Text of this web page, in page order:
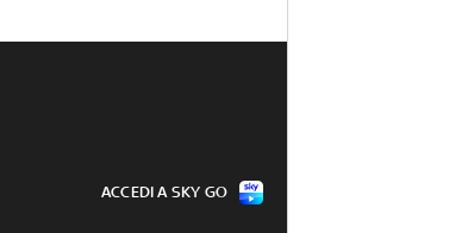
ACCEDI A SKY GO